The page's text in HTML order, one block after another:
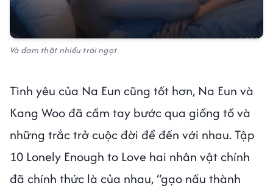
Và đơm thật nhiều trái ngọt
Tình yêu của Na Eun cũng tốt hơn, Na Eun và
Kang Woo đã cầm tay bước qua giống tố và
những trắc trở cuộc đời để đến với nhau. Tập
10 Lonely Enough to Love hai nhân vật chính
đã chính thức là của nhau, “gạo nấu thành